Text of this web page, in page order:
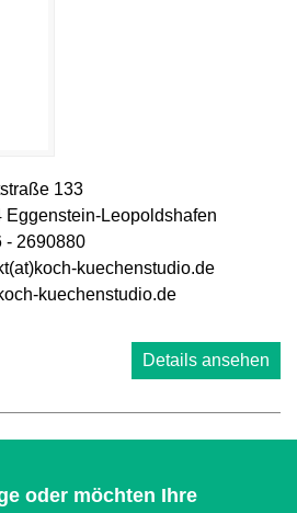
133
Eggenstein-Leopoldshafen
- 2690880
kuechenstudio.de
kuechenstudio.de
Details ansehen
oder möchten Ihre